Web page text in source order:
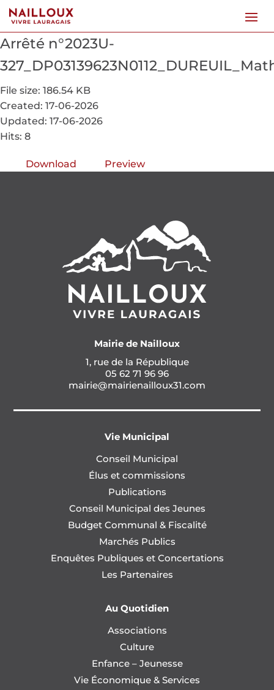
Arrêté n°2023U-
File size: 186.54 KB
Created: 17-06-2026
Updated: 17-06-2026
Hits: 8
Download Preview
Mairie de Nailloux
1, rue de la République
05 62 71 96 96
mairie@mairienailloux31.com
Vie Municipal
Conseil Municipal
Élus et commissions
Publications
Conseil Municipal des Jeunes
Budget Communal & Fiscalité
Marchés Publics
Enquêtes Publiques et Concertations
Les Partenaires
Au Quotidien
Associations
Culture
Enfance – Jeunesse
Vie Économique & Services